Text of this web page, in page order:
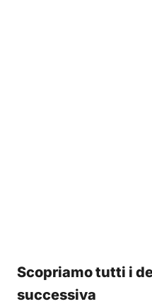
Scopriamo tutti i
successiva